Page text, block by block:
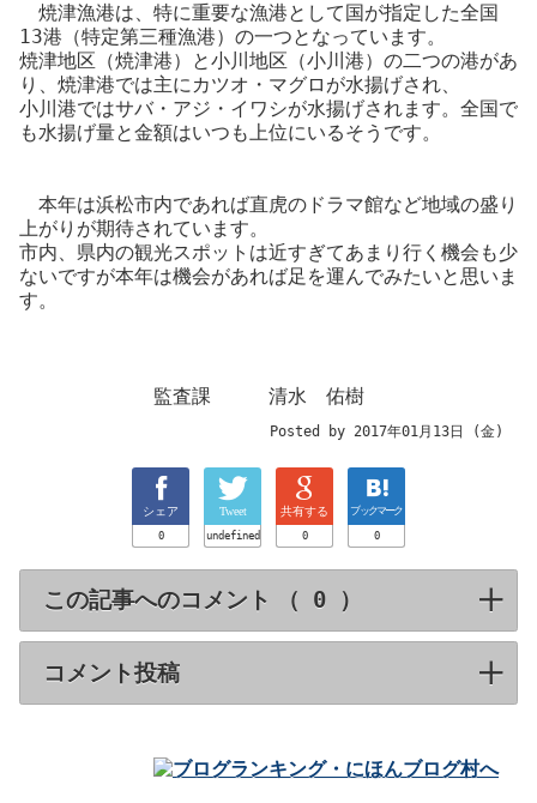
焼津漁港は、特に重要な漁港として国が指定した全国
13港（特定第三種漁港）の一つとなっています。
焼津地区（焼津港）と小川地区（小川港）の二つの港があ
り、焼津港では主にカツオ・マグロが水揚げされ、
小川港ではサバ・アジ・イワシが水揚げされます。全国で
も水揚げ量と金額はいつも上位にいるそうです。
本年は浜松市内であれば直虎のドラマ館など地域の盛り
上がりが期待されています。
市内、県内の観光スポットは近すぎてあまり行く機会も少
ないですが本年は機会があれば足を運んでみたいと思いま
す。
監査課 清水 佑樹
Posted by 2017年01月13日 (金)
シェア
0
Tweet
undefined
共有する
0
ブックマーク
0
この記事へのコメント （ ） click to
コメント投稿click to expand contents